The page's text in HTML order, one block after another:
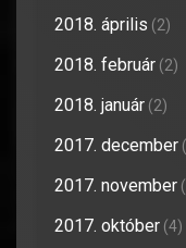
2018. április (2)
2018. február (2)
2018. január (2)
2017. december
2017. november
2017. október (4)